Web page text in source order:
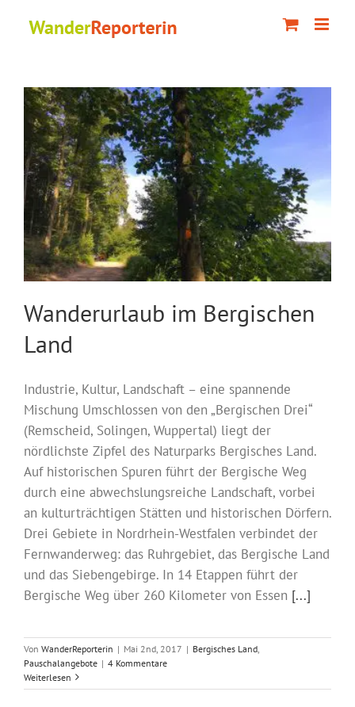
Inhalt
Wanderurlaub im Bergischen
Land
Industrie, Kultur, Landschaft – eine spannende
Mischung Umschlossen von den „Bergischen Drei“
(Remscheid, Solingen, Wuppertal) liegt der
nördlichste Zipfel des Naturparks Bergisches Land.
Auf historischen Spuren führt der Bergische Weg
durch eine abwechslungsreiche Landschaft, vorbei
an kulturträchtigen Stätten und historischen Dörfern.
Drei Gebiete in Nordrhein-Westfalen verbindet der
Fernwanderweg: das Ruhrgebiet, das Bergische Land
und das Siebengebirge. In 14 Etappen führt der
Bergische Weg über 260 Kilometer von Essen [...]
Von WanderReporterin | Mai 2nd, 2017 | Bergisches Land
Pauschalangebote | 4 Kommentare
Weiterlesen